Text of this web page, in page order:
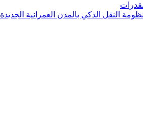
النقل الذكي بالمدن العمرانية الجديدة